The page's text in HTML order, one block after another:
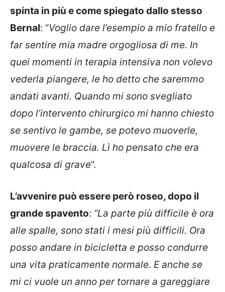
spinta in più e come spiegato dallo stesso
Bernal: “Voglio dare l’esempio a mio fratello e
far sentire mia madre orgogliosa di me. In
quei momenti in terapia intensiva non volevo
vederla piangere, le ho detto che saremmo
andati avanti. Quando mi sono svegliato
dopo l’intervento chirurgico mi hanno chiesto
se sentivo le gambe, se potevo muoverle,
muovere le braccia. Lì ho pensato che era
qualcosa di grave“.
L’avvenire può essere però roseo, dopo il
grande spavento: “La parte più difficile è ora
alle spalle, sono stati i mesi più difficili. Ora
posso andare in bicicletta e posso condurre
una vita praticamente normale. E anche se
mi ci vuole un anno per tornare a gareggiare